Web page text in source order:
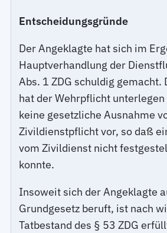
Entscheidungsgründe
Der Angeklagte hat sich im
Hauptverhandlung der
Abs. 1 ZDG schuldig gemacht.
hat der Wehrpflicht unterlegen
keine gesetzliche Ausnahme
Zivildienstpflicht vor, so daß
vom Zivildienst nicht
konnte.
Insoweit sich der Angeklagte
Grundgesetz beruft, ist nach
Tatbestand des § 53 ZDG